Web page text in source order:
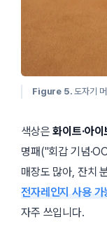
Figure 5. 도자기
색상은화이트·아이
명패( 회갑 기념
매장도 많아, 잔치
전자레인지 사용 가
자주 쓰입니다.